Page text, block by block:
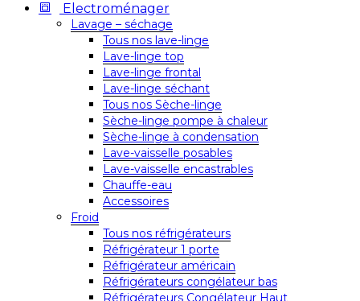
Electroménager
Lavage – séchage
Tous nos lave-linge
Lave-linge top
Lave-linge frontal
Lave-linge séchant
Tous nos Sèche-linge
Sèche-linge pompe à chaleur
Sèche-linge à condensation
Lave-vaisselle posables
Lave-vaisselle encastrables
Chauffe-eau
Accessoires
Froid
Tous nos réfrigérateurs
Réfrigérateur 1 porte
Réfrigérateur américain
Réfrigérateurs congélateur bas
Réfrigérateurs Congélateur Haut